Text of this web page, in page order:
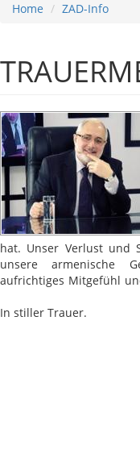
Home ZAD-Info
hat. Unser Verlust und
unsere armenische
aufrichtiges Mitgefühl
In stiller Trauer.